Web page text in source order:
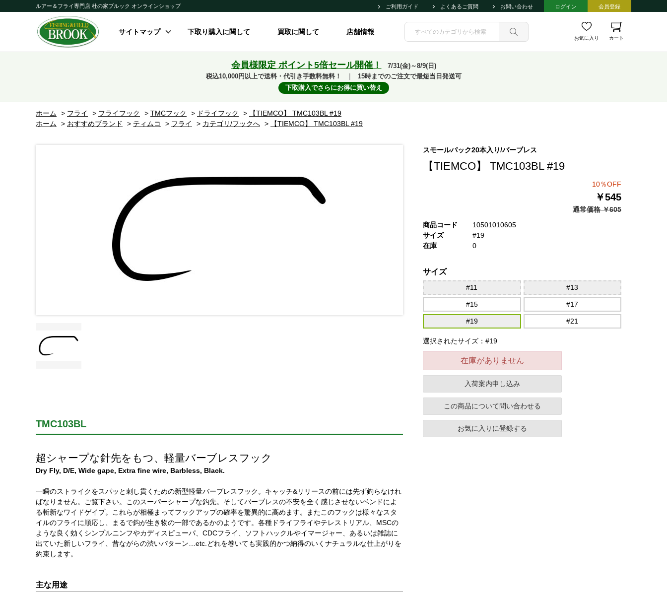
ルアー＆フライ専門店 杜の家ブルック オンラインショップ ご利用ガイド よくあるご質問 お問い合わせ ログイン 会員登録
サイトマップ 下取り購入に関して 買取に関して 店舗情報
お気に入り カート
会員様限定 ポイント5倍セール開催！
7/31(金)～8/9(日)
税込10,000円以上で送料・代引き手数料無料！
15時までのご注文で最短当日発送可
下取購入でさらにお得に買い替え
ホーム > フライ > フライフック > TMCフック > ドライフック >
【TIEMCO】 TMC103BL #19
ホーム
> おすすめブランド > ティムコ > フライ > カテゴリ/フックへ > 【TIEMCO】 TMC103BL #19
TMC103BL
超シャープな針先をもつ、軽量バーブレスフック
Dry Fly, D/E, Wide gape, Extra fine wire, Barbless, Black.
一瞬のストライクをスパッと刺し貫くための新型軽量バーブレスフック。キャッチ&リリースの前には先ず釣らなけれ
ばなりません。ご覧下さい。このスーパーシャープな鈎先。そしてバーブレスの不安を全く感じさせないベンドによ
る斬新なワイドゲイプ。これらが相極まってフックアップの確率を驚異的に高めます。またこのフックは様々なスタ
イルのフライに順応し、まるで鈎が生き物の一部であるかのようです。各種ドライフライやテレストリアル、MSCの
ような良く効くシンプルニンフやカディスピューパ、CDCフライ、ソフトハックルやイマージャー、あるいは雑誌に
出ていた新しいフライ、昔ながらの渋いパターン…etc.どれを巻いても実践的かつ納得のいくナチュラルな仕上がりを
約束します。
主な用途
スモールパック20本入り/バーブレス
【TIEMCO】 TMC103BL #19
10％OFF
￥545
通常価格 ￥605
商品コード
10501010605
サイズ
#19
在庫
0
サイズ
#11 #13
#15 #17
#19 #21
選択されたサイズ：#19
在庫がありません
入荷案内申し込み
この商品について問い合わせる
お気に入りに登録する